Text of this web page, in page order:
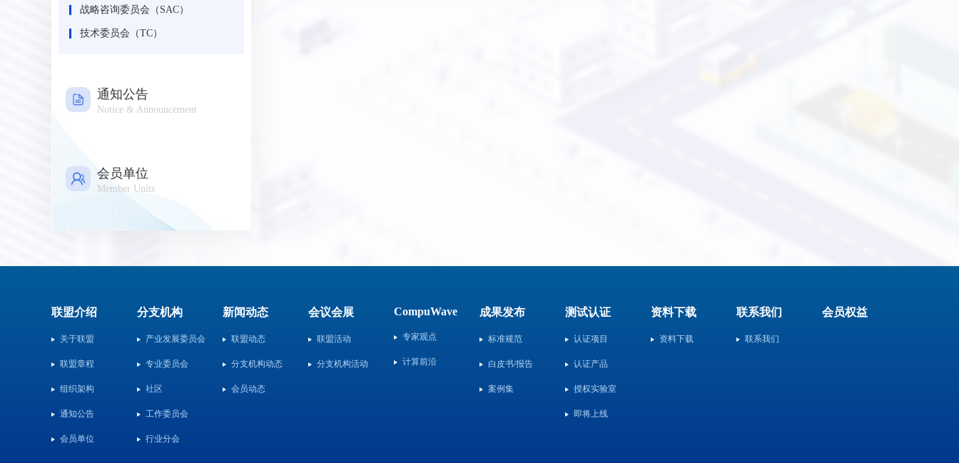
战略咨询委员会（SAC）
技术委员会（TC）
通知公告
Notice & Announcement
会员单位
Member Units
联盟介绍
关于联盟
联盟章程
组织架构
通知公告
会员单位
分支机构
产业发展委员会
专业委员会
社区
工作委员会
行业分会
新闻动态
联盟动态
分支机构动态
会员动态
会议会展
联盟活动
分支机构活动
CompuWave
专家观点
计算前沿
成果发布
标准规范
白皮书/报告
案例集
测试认证
认证项目
认证产品
授权实验室
即将上线
资料下载
资料下载
联系我们
联系我们
会员权益